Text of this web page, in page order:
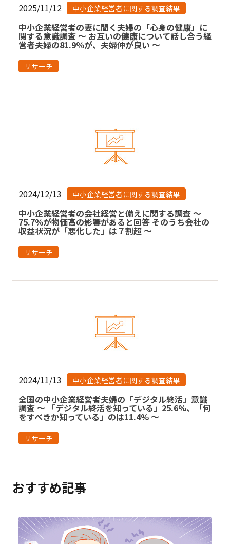
2025/11/12 中小企業経営者に関する調査結果
中小企業経営者の妻に聞く夫婦の「心身の健康」に
関する意識調査 ～ お互いの健康について話し合う経
営者夫婦の81.9％が、夫婦仲が良い ～
リサーチ
2024/12/13 中小企業経営者に関する調査結果
中小企業経営者の会社経営と備えに関する調査 〜
75.7％が物価高の影響があると回答 そのうち会社の
収益状況が「悪化した」は７割超 〜
リサーチ
2024/11/13 中小企業経営者に関する調査結果
全国の中小企業経営者夫婦の「デジタル終活」意識
調査 ～ 「デジタル終活を知っている」25.6%、「何
をすべきか知っている」のは11.4% ～
リサーチ
おすすめ記事